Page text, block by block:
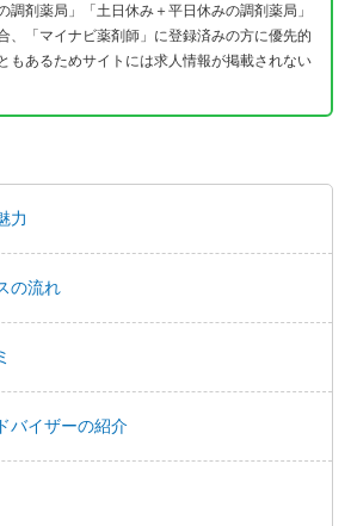
調剤薬局」「土日休み＋平日休みの調剤薬局」
、「マイナビ薬剤師」に登録済みの方に優先的
もあるためサイトには求人情報が掲載されない
力
の流れ
バイザーの紹介